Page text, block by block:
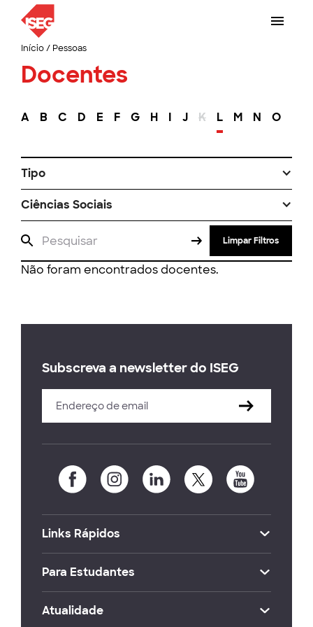
Início/ Pessoas
Docentes
A B C D E F G H I J K L M N O
Tipo
Ciências Sociais
Limpar Filtros
Não foram encontrados docentes.
Subscreva a newsletter do ISEG
Links Rápidos
Para Estudantes
Atualidade